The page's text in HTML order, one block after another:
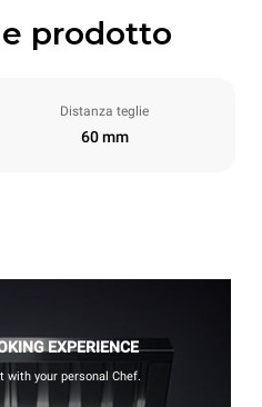
prodotto
Distanza teglie
60 mm
EXPERIENCE
with your personal Chef.